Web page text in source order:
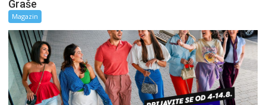
Graše
Magazin